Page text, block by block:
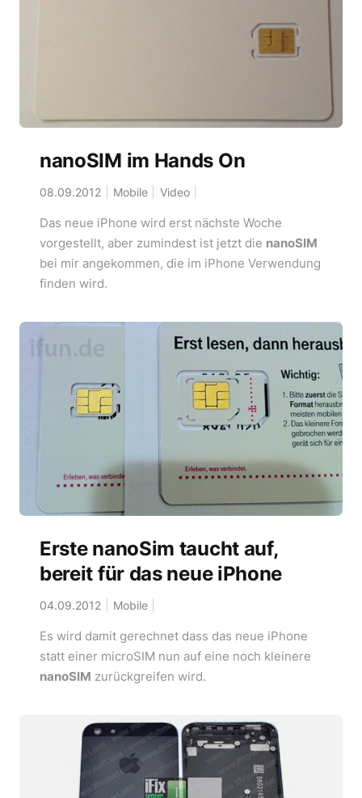
nanoSIM im Hands On
08.09.2012 Mobile Video
Das neue iPhone wird erst nächste Woche
vorgestellt, aber zumindest ist jetzt die nanoSIM
bei mir angekommen, die im iPhone Verwendung
finden wird.
Erste nanoSim taucht auf,
bereit für das neue iPhone
04.09.2012 Mobile
Es wird damit gerechnet dass das neue iPhone
statt einer microSIM nun auf eine noch kleinere
nanoSIM zurückgreifen wird.